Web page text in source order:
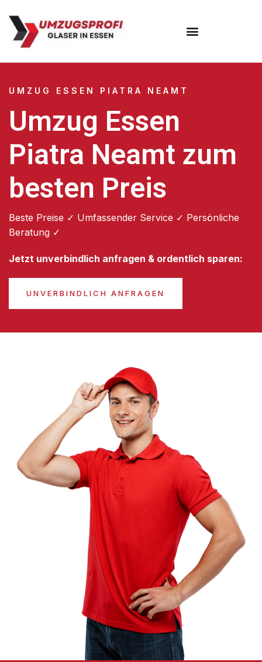
UMZUG ESSEN PIATRA NEAMT
Umzug Essen
Piatra Neamt zum
besten Preis
Beste Preise ✓ Umfassender Service ✓ Persönliche
Beratung ✓
Jetzt unverbindlich anfragen & ordentlich sparen:
UNVERBINDLICH ANFRAGEN